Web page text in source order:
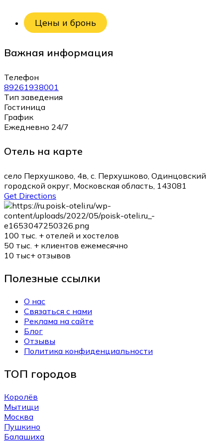
Цены и бронь
Важная информация
Телефон
89261938001
Тип заведения
Гостиница
График
Ежедневно 24/7
Отель на карте
село Перхушково, 4в, с. Перхушково, Одинцовский
городской округ, Московская область, 143081
Get Directions
100 тыс. + отелей и хостелов
50 тыс. + клиентов ежемесячно
10 тыс+ отзывов
Полезные ссылки
О нас
Связаться с нами
Реклама на сайте
Блог
Отзывы
Политика конфиденциальности
ТОП городов
Королёв
Мытищи
Москва
Пушкино
Балашиха